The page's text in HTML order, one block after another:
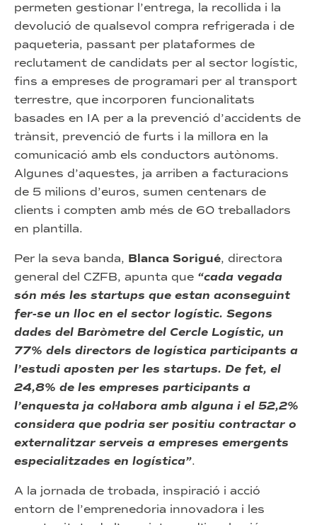
permeten gestionar l’entrega, la recollida i la
devolució de qualsevol compra refrigerada i de
paqueteria, passant per plataformes de
reclutament de candidats per al sector logístic,
fins a empreses de programari per al transport
terrestre, que incorporen funcionalitats
basades en IA per a la prevenció d’accidents de
trànsit, prevenció de furts i la millora en la
comunicació amb els conductors autònoms.
Algunes d’aquestes, ja arriben a facturacions
de 5 milions d’euros, sumen centenars de
clients i compten amb més de 60 treballadors
en plantilla.
Per la seva banda, Blanca Sorigué, directora
general del CZFB, apunta que “cada vegada
són més les startups que estan aconseguint
fer-se un lloc en el sector logístic. Segons
dades del Baròmetre del Cercle Logístic, un
77% dels directors de logística participants a
l’estudi aposten per les startups. De fet, el
24,8% de les empreses participants a
l’enquesta ja col·labora amb alguna i el 52,2%
considera que podria ser positiu contractar o
externalitzar serveis a empreses emergents
especialitzades en logística”.
A la jornada de trobada, inspiració i acció
entorn de l’emprenedoria innovadora i les